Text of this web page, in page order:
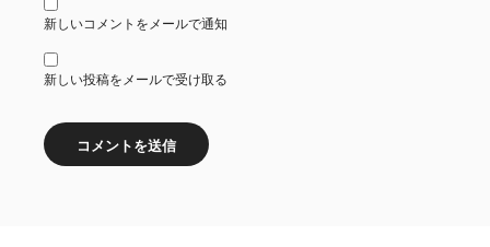
新しいコメントをメールで通知
新しい投稿をメールで受け取る